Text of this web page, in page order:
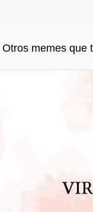
Otros memes que